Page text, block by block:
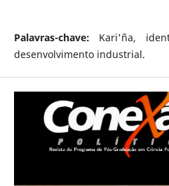
Palavras-chave: Kari'ña,
desenvolvimento industrial.